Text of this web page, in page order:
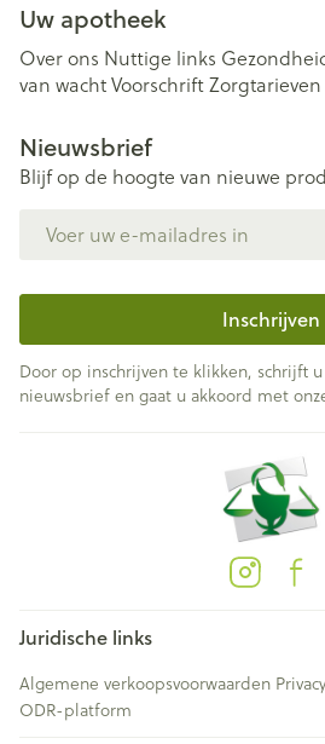
Uw apotheek
Over ons Nuttige links
van wachtVoorschriftZorgtarieven
Nieuwsbrief
Blijf op de hoogte van nieuwe
Inschrijven
Door op inschrijven te klikken, schrijft
nieuwsbrief en gaat u akkoord met
Juridische links
Algemene verkoopsvoorwaarden
ODR-platform